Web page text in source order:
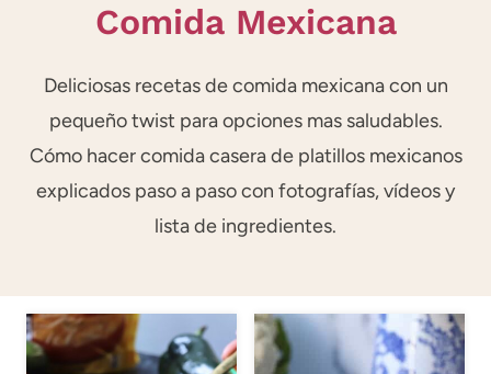
Comida Mexicana
Deliciosas recetas de comida mexicana con un
pequeño twist para opciones mas saludables.
Cómo hacer comida casera de platillos mexicanos
explicados paso a paso con fotografías, vídeos y
lista de ingredientes.